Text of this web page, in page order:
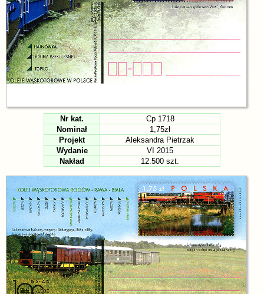
Nr kat.
Cp 1718
Nominał
1,75zł
Projekt
Aleksandra Pietrzak
Wydanie
VI 2015
Nakład
12.500 szt.